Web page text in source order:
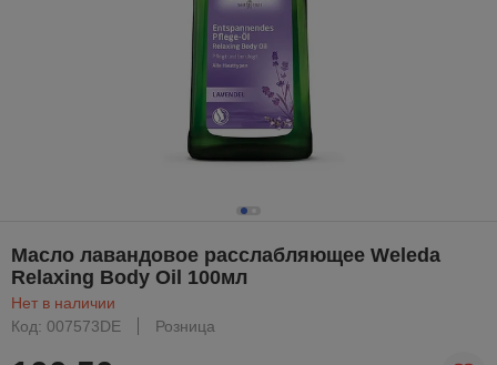
Масло лавандовое расслабляющее Weleda
Relaxing Body Oil 100мл
Нет в наличии
Код: 007573DE
Розница